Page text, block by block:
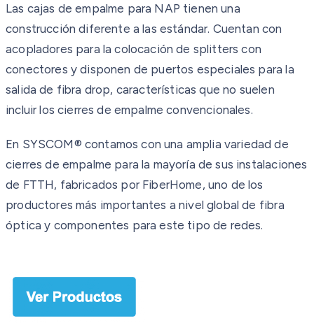
Las cajas de empalme para NAP tienen una
construcción diferente a las estándar. Cuentan con
acopladores para la colocación de splitters con
conectores y disponen de puertos especiales para la
salida de fibra drop, características que no suelen
incluir los cierres de empalme convencionales.
En SYSCOM® contamos con una amplia variedad de
cierres de empalme para la mayoría de sus instalaciones
de FTTH, fabricados por FiberHome, uno de los
productores más importantes a nivel global de fibra
óptica y componentes para este tipo de redes.